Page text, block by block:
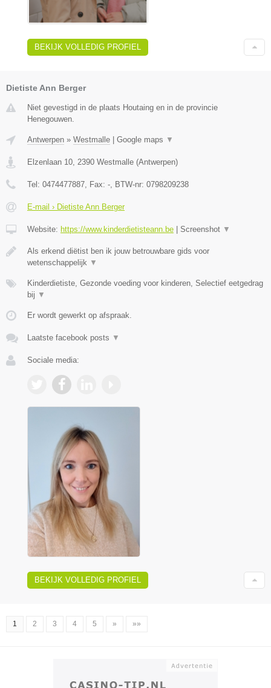
BEKIJK VOLLEDIG PROFIEL
Dietiste Ann Berger
Niet gevestigd in de plaats Houtaing en in de provincie
Henegouwen.
Antwerpen » Westmalle | Google maps ▼
Elzenlaan 10 2390 Westmalle (Antwerpen)
Tel: 0474477887 , Fax: - , BTW-nr: 0798209238
E-mail › Dietiste Ann Berger
Website: https://www.kinderdietisteann.be | Screenshot ▼
Als erkend diëtist ben ik jouw betrouwbare gids voor
wetenschappelijk ▼
Kinderdietiste, Gezonde voeding voor kinderen, Selectief eetgedrag
bij ▼
Er wordt gewerkt op afspraak.
Laatste facebook posts ▼
Sociale media:
BEKIJK VOLLEDIG PROFIEL
1 2 3 4 5 » »»